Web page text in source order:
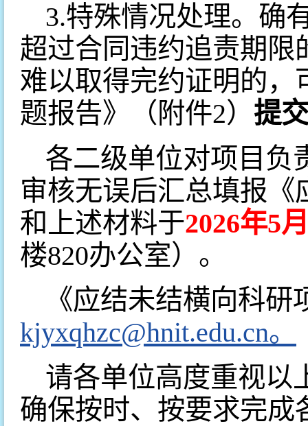
3.特殊情况处理。确
超过合同违约追责期
难以取得完约证明的，
题报告》（附件2） 提
各二级单位对项目负
审核无误后汇总填报
和上述材料于2026年5月
楼820办公室）。
《应结未结横向科
kjyxqhzc@hnit.edu.cn。
请各单位高度重视以
确保按时、按要求完成